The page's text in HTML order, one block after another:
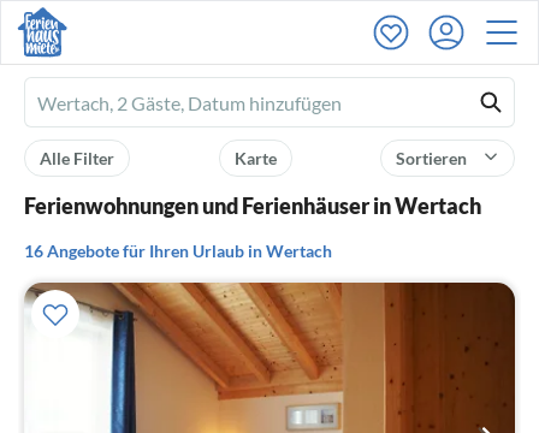
Ferienhausmiete
logo
Sortieren
Karte
Alle Filter
Ferienwohnungen und Ferienhäuser in Wertach
16 Angebote für Ihren Urlaub in Wertach